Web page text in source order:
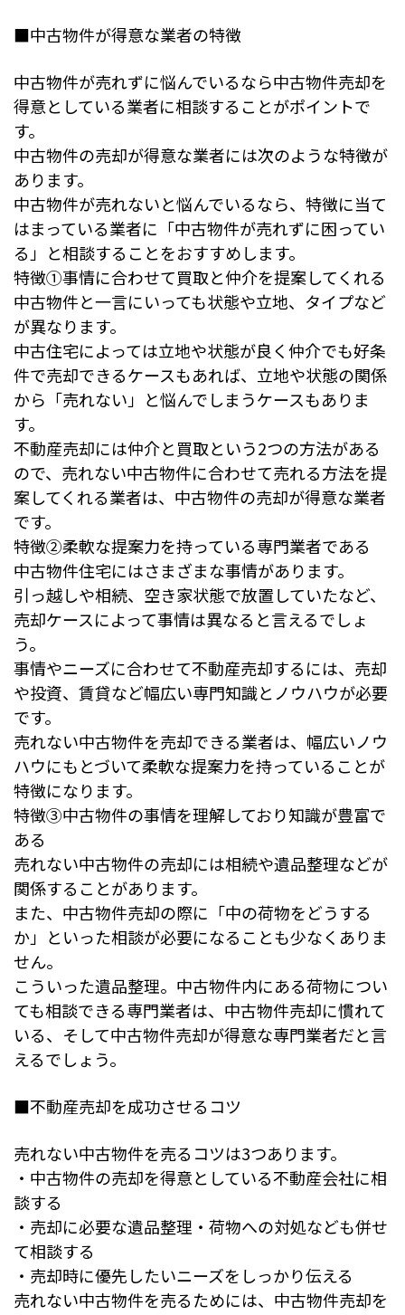
■中古物件が得意な業者の特徴
中古物件が売れずに悩んでいるなら中古物件売却を
得意としている業者に相談することがポイントで
す。
中古物件の売却が得意な業者には次のような特徴が
あります。
中古物件が売れないと悩んでいるなら、特徴に当て
はまっている業者に「中古物件が売れずに困ってい
る」と相談することをおすすめします。
特徴①事情に合わせて買取と仲介を提案してくれる
中古物件と一言にいっても状態や立地、タイプなど
が異なります。
中古住宅によっては立地や状態が良く仲介でも好条
件で売却できるケースもあれば、立地や状態の関係
から「売れない」と悩んでしまうケースもありま
す。
不動産売却には仲介と買取という2つの方法がある
ので、売れない中古物件に合わせて売れる方法を提
案してくれる業者は、中古物件の売却が得意な業者
です。
特徴②柔軟な提案力を持っている専門業者である
中古物件住宅にはさまざまな事情があります。
引っ越しや相続、空き家状態で放置していたなど、
売却ケースによって事情は異なると言えるでしょ
う。
事情やニーズに合わせて不動産売却するには、売却
や投資、賃貸など幅広い専門知識とノウハウが必要
です。
売れない中古物件を売却できる業者は、幅広いノウ
ハウにもとづいて柔軟な提案力を持っていることが
特徴になります。
特徴③中古物件の事情を理解しており知識が豊富で
ある
売れない中古物件の売却には相続や遺品整理などが
関係することがあります。
また、中古物件売却の際に「中の荷物をどうする
か」といった相談が必要になることも少なくありま
せん。
こういった遺品整理。中古物件内にある荷物につい
ても相談できる専門業者は、中古物件売却に慣れて
いる、そして中古物件売却が得意な専門業者だと言
えるでしょう。
■不動産売却を成功させるコツ
売れない中古物件を売るコツは3つあります。
・中古物件の売却を得意としている不動産会社に相
談する
・売却に必要な遺品整理・荷物への対処なども併せ
て相談する
・売却時に優先したいニーズをしっかり伝える
売れない中古物件を売るためには、中古物件売却を